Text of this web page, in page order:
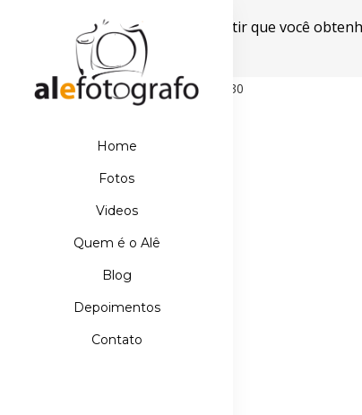
Este site usa cookies para garantir que você
Powered by WebsitePolicies
498D39E21DB110067AA42A42EBDE5630
Home
Fotos
Videos
Quem é o Alê
Blog
Depoimentos
Contato